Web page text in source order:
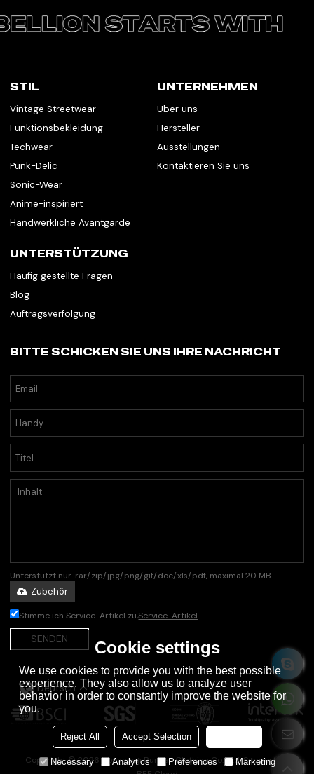
STIL
Vintage Streetwear
Funktionsbekleidung
Techwear
Punk-Delic
Sonic-Wear
Anime-inspiriert
Handwerkliche Avantgarde
UNTERNEHMEN
Über uns
Hersteller
Ausstellungen
Kontaktieren Sie uns
UNTERSTÜTZUNG
Häufig gestellte Fragen
Blog
Auftragsverfolgung
BITTE SCHICKEN SIE UNS IHRE NACHRICHT
Unterstützt nur .rar/.zip/.jpg/.png/.gif/.doc/.xls/.pdf, maximal 20 MB
Zubehör
Stimme ich Service-Artikel zu,Service-Artikel
SENDEN
Deutsch
Copyright © 2026Dongguan Runsen Clothing Co., Ltd.Support By
Cookie settings
We use cookies to provide you with the best possible
experience. They also allow us to analyze user
behavior in order to constantly improve the website for
you.
Reject All Accept Selection
Necessary Analytics Preferences Marketing